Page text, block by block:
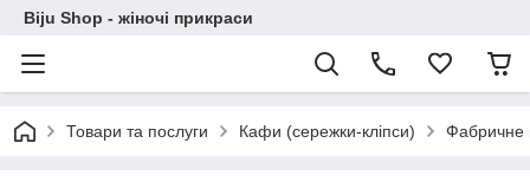
Biju Shop - жіночі прикраси
Товари та послуги Кафи (сережки-кліпси) Фабричне